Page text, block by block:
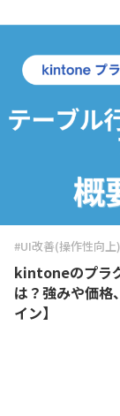
#UI改善(操作性向上)
kintoneのプラ
は？強みや価
イン】